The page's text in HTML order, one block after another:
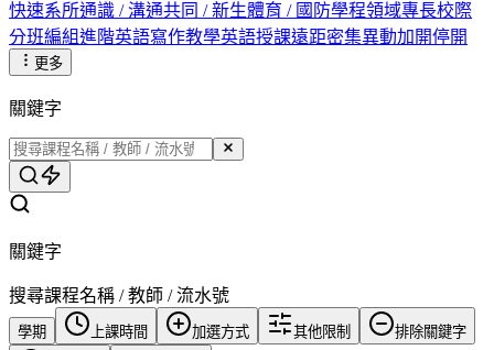
快速系所通識 / 溝通共同 / 新生體育 / 國防學程領域專長校際
分班編組進階英語寫作教學英語授課遠距密集異動加開停開
更多
關鍵字
關鍵字
搜尋課程名稱 / 教師 / 流水號
學期 上課時間 加選方式 其他限制 排除關鍵字